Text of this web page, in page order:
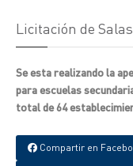
Licitación de
Se esta realizando la
para escuelas
total de 64
Compartir en